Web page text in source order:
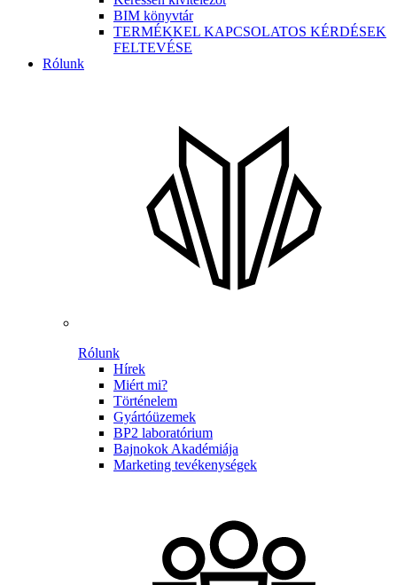
BIM könyvtár
TERMÉKKEL KAPCSOLATOS KÉRDÉSEK
FELTEVÉSE
Rólunk
Rólunk
Hírek
Miért mi?
Történelem
Gyártóüzemek
BP2 laboratórium
Bajnokok Akadémiája
Marketing tevékenységek